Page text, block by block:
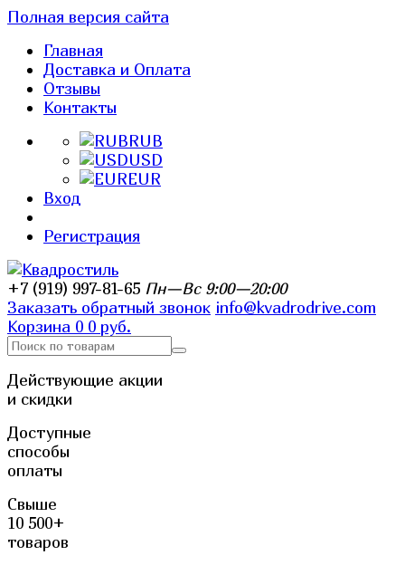
Полная версия сайта
Главная
Доставка и Оплата
Отзывы
Контакты
RUB
USD
EUR
Вход
Регистрация
+7 (919) 997-81-65 Пн—Вс 9:00—20:00
Заказать обратный звонок info@kvadrodrive.com
Корзина 0 0 руб.
Действующие акции
и скидки
Доступные
способы
оплаты
Свыше
10 500+
товаров